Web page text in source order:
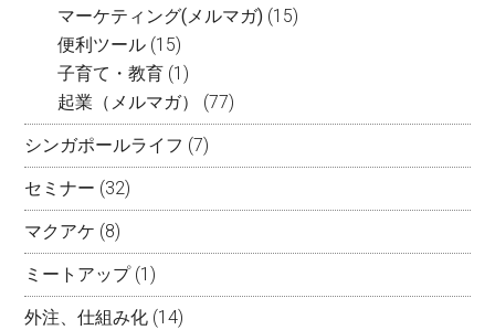
マーケティング(メルマガ) (15)
便利ツール (15)
子育て・教育 (1)
起業（メルマガ）
(77)
シンガポールライフ (7)
セミナー (32)
マクアケ (8)
ミートアップ(1)
外注、仕組み化 (14)